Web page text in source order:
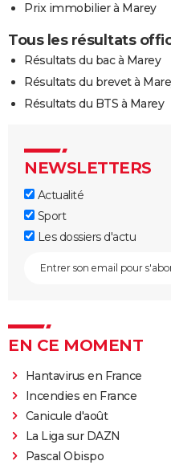
Prix immobilier à Marey
Tous les résultats
Résultats du bac à Marey
Résultats du brevet à
Résultats du BTS à Marey
NEWSLETTERS
Actualité
Sport
Les dossiers d'actu
EN CE MOMENT
Hantavirus en France
Incendies en France
Canicule d'août
La Liga sur DAZN
Pascal Obispo